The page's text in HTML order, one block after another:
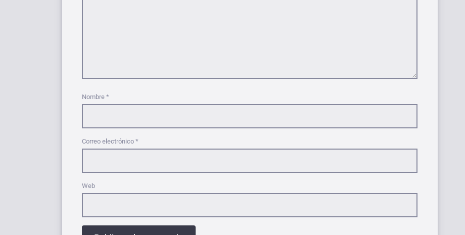
Nombre *
Correo electrónico *
Web